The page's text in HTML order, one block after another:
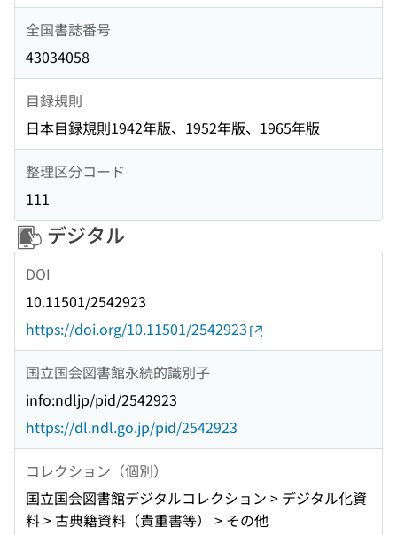
全国書誌番号
43034058
目録規則
日本目録規則1942年版、1952年版、1965年版
整理区分コード
111
デジタル
DOI
10.11501/2542923
https://doi.org/10.11501/2542923
国立国会図書館永続的識別子
info:ndljp/pid/2542923
https://dl.ndl.go.jp/pid/2542923
コレクション（個別）
国立国会図書館デジタルコレクション > デジタル化資
料 > 古典籍資料（貴重書等） > その他